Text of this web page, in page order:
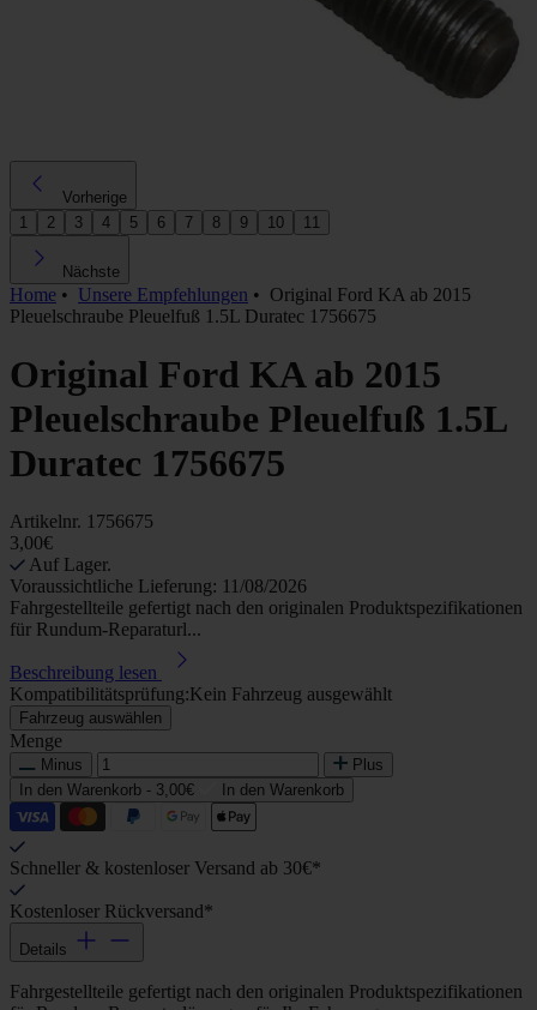
Vorherige
1
2 3 4 5 6 7 8 9 10 11
Nächste
Home • Unsere Empfehlungen • Original Ford KA ab 2015
Pleuelschraube Pleuelfuß 1.5L Duratec 1756675
Original Ford KA ab 2015
Pleuelschraube Pleuelfuß 1.5L
Duratec 1756675
Artikelnr. 1756675
3,00€
Auf Lager.
Voraussichtliche Lieferung: 11/08/2026
Fahrgestellteile gefertigt nach den originalen Produktspezifikationen
für Rundum-Reparaturl...
Beschreibung lesen
Kompatibilitätsprüfung:Kein Fahrzeug ausgewählt
Fahrzeug auswählen
Menge
Minus
Plus
In den Warenkorb - 3,00€ In den Warenkorb
Schneller & kostenloser Versand ab 30€*
Kostenloser Rückversand*
Details
Fahrgestellteile gefertigt nach den originalen Produktspezifikationen